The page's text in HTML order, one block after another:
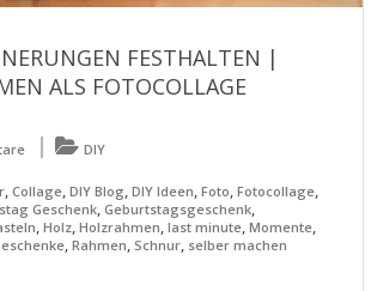
FESTHALTEN |
ALS FOTOCOLLAGE
DIY
,Collage,DIY Blog,DIY Ideen,Foto,Fotocollage,
Geschenk,Geburtstagsgeschenk,
,Holz,Holzrahmen,last minute,Momente,
,Rahmen,Schnur, selber machen